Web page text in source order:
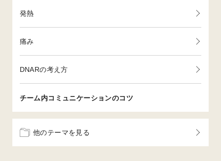
発熱
痛み
DNARの考え方
チーム内コミュニケーションのコツ
他のテーマを見る